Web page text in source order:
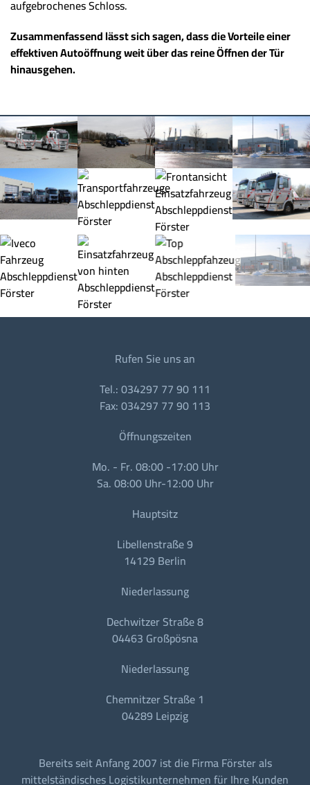
aufgebrochenes Schloss.
Zusammenfassend lässt sich sagen, dass die Vorteile einer
effektiven Autoöffnung weit über das reine Öffnen der Tür
hinausgehen.
Rufen Sie uns an
Tel.: 034297 77 90 111
Fax: 034297 77 90 113
Öffnungszeiten
Mo. - Fr. 08:00 -17:00 Uhr
Sa. 08:00 Uhr-12:00 Uhr
Hauptsitz
Libellenstraße 9
14129 Berlin
Niederlassung
Dechwitzer Straße 8
04463 Großpösna
Niederlassung
Chemnitzer Straße 1
04289 Leipzig
Bereits seit Anfang 2007 ist die Firma Förster als
mittelständisches Logistikunternehmen für Ihre Kunden